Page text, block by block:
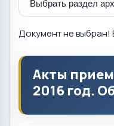
Документ не выбран!
Акты
2016 год.